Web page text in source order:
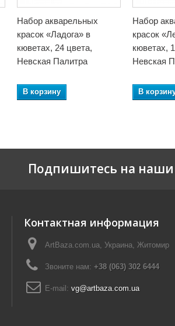
Набор акварельных
красок «Ладога» в
кюветах, 24 цвета,
Невская Палитра
В корзину
Набор
красок
кюветах,
Невская
В
Подпишитесь на
Контактная информация
ArtBaza.com.ua, Украина, Житомир
Звоните нам: +38 (063) 302 6444
E-mail: vg@artbaza.com.ua